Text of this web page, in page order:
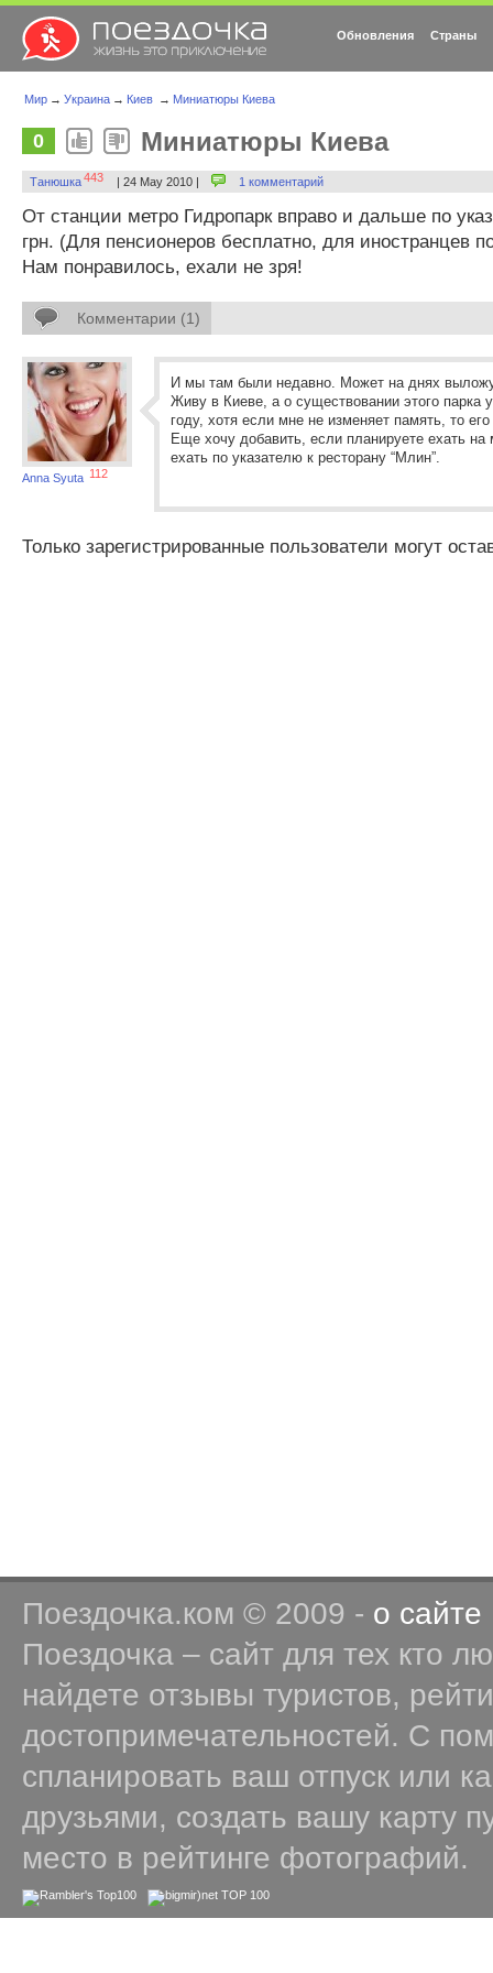
Обновления Страны
Мир → Украина → Киев → Миниатюры Киева
0 Миниатюры Киева
Танюшка443 | 24 May 2010 | 1 комментарий
От станции метро Гидропарк вправо и дальше по
грн. (Для пенсионеров бесплатно, для иностранцев
Нам понравилось, ехали не зря!
Комментарии (1)
Anna Syuta 112
И мы там были недавно. Может на днях
Живу в Киеве, а о существовании этого парка
году, хотя если мне не изменяет память, то
Еще хочу добавить, если планируете ехать
ехать по указателю к ресторану “Млин”.
Только зарегистрированные пользователи могут
Поездочка.ком © 2009 - о сайте
Поездочка – сайт для тех кто
найдете отзывы туристов,
достопримечательностей. С
спланировать ваш отпуск или
друзьями, создать вашу карту
место в рейтинге фотографий.